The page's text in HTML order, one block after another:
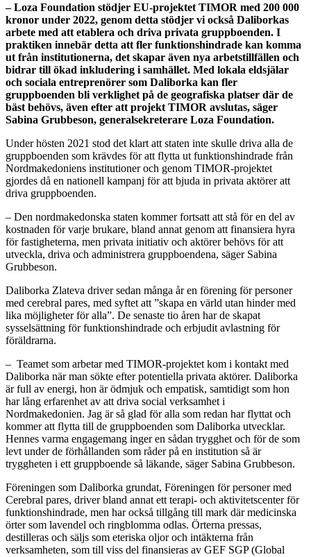
– Loza Foundation stödjer EU-projektet TIMOR med 200 000
kronor under 2022, genom detta stödjer vi också Daliborkas
arbete med att etablera och driva privata gruppboenden. I
praktiken innebär detta att fler funktionshindrade kan komma
ut från institutionerna, det skapar även nya arbetstillfällen och
bidrar till ökad inkludering i samhället. Med lokala eldsjälar
och sociala entreprenörer som Daliborka kan fler
gruppboenden bli verklighet på de geografiska platser där de
bäst behövs, även efter att projekt TIMOR avslutas, säger
Sabina Grubbeson, generalsekreterare Loza Foundation.
Under hösten 2021 stod det klart att staten inte skulle driva alla de
gruppboenden som krävdes för att flytta ut funktionshindrade från
Nordmakedoniens institutioner och genom TIMOR-projektet
gjordes då en nationell kampanj för att bjuda in privata aktörer att
driva gruppboenden.
– Den nordmakedonska staten kommer fortsatt att stå för en del av
kostnaden för varje brukare, bland annat genom att finansiera hyra
för fastigheterna, men privata initiativ och aktörer behövs för att
utveckla, driva och administrera gruppboendena, säger Sabina
Grubbeson.
Daliborka Zlateva driver sedan många år en förening för personer
med cerebral pares, med syftet att ”skapa en värld utan hinder med
lika möjligheter för alla”. De senaste tio åren har de skapat
sysselsättning för funktionshindrade och erbjudit avlastning för
föräldrarna.
– Teamet som arbetar med TIMOR-projektet kom i kontakt med
Daliborka när man sökte efter potentiella privata aktörer. Daliborka
är full av energi, hon är ödmjuk och empatisk, samtidigt som hon
har lång erfarenhet av att driva social verksamhet i
Nordmakedonien. Jag är så glad för alla som redan har flyttat och
kommer att flytta till de gruppboenden som Daliborka utvecklar.
Hennes varma engagemang inger en sådan trygghet och för de som
levt under de förhållanden som råder på en institution så är
tryggheten i ett gruppboende så läkande, säger Sabina Grubbeson.
Föreningen som Daliborka grundat, Föreningen för personer med
Cerebral pares, driver bland annat ett terapi- och aktivitetscenter för
funktionshindrade, men har också tillgång till mark där medicinska
örter som lavendel och ringblomma odlas. Örterna pressas,
destilleras och säljs som eteriska oljor och intäkterna från
verksamheten, som till viss del finansieras av GEF SGP (Global